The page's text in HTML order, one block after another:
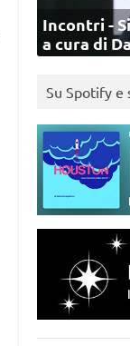
Incontri -
a cura di
Su Spotify e